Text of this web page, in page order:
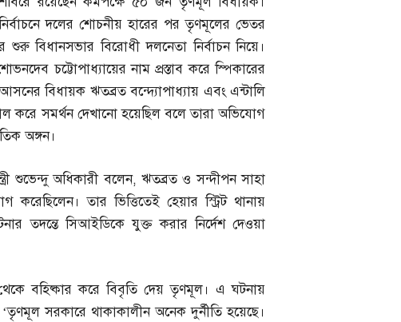
দলের শোচনীয় হারের পর তৃণমূলের ভেতর
শুরু বিধানসভার বিরোধী দলনেতা নির্বাচন নিয়ে।
চট্টোপাধ্যায়ের নাম প্রস্তাব করে স্পিকারের
বিধায়ক ঋতব্রত বন্দ্যোপাধ্যায় এবং এন্টালি
করে সমর্থন দেখানো হয়েছিল বলে তারা অভিযোগ
অঙ্গন।
শুভেন্দু অধিকারী বলেন,ঋতব্রত ও সন্দীপন সাহা
তার ভিত্তিতেই হেয়ার স্ট্রিট থানায়
তদন্তে সিআইডিকে যুক্ত করার নির্দেশ দেওয়া
বহিষ্কার করে বিবৃতি দেয় তৃণমূল। এ ঘটনায়
তৃণমূল সরকারে থাকাকালীন অনেক দুর্নীতি হয়েছে।